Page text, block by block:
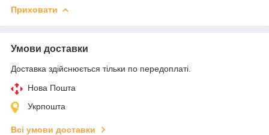
Приховати
Умови доставки
Доставка здійснюється тільки по передоплаті.
Нова Пошта
Укрпошта
Всі умови доставки